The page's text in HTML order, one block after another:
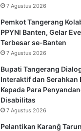
7 Agustus 2026
Pemkot Tangerang
PPYNI Banten, Gelar
Terbesar se-Banten
7 Agustus 2026
Bupati Tangerang
Interaktif dan Serahkan
Kepada Para
Disabilitas
7 Agustus 2026
Pelantikan Karanĝ